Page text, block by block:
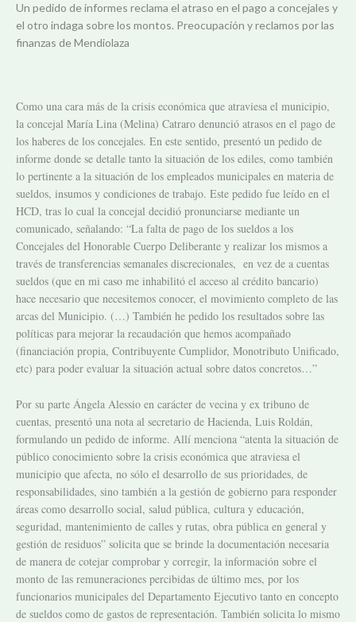
Un pedido de informes reclama el atraso en el pago a concejales y
el otro indaga sobre los montos. Preocupación y reclamos por las
finanzas de Mendiolaza
Como una cara más de la crisis económica que atraviesa el municipio,
la concejal María Lina (Melina) Catraro denunció atrasos en el pago de
los haberes de los concejales. En este sentido, presentó un pedido de
informe donde se detalle tanto la situación de los ediles, como también
lo pertinente a la situación de los empleados municipales en materia de
sueldos, insumos y condiciones de trabajo. Este pedido fue leído en el
HCD, tras lo cual la concejal decidió pronunciarse mediante un
comunicado, señalando: “La falta de pago de los sueldos a los
Concejales del Honorable Cuerpo Deliberante y realizar los mismos a
través de transferencias semanales discrecionales, en vez de a cuentas
sueldos (que en mi caso me inhabilitó el acceso al crédito bancario)
hace necesario que necesitemos conocer, el movimiento completo de las
arcas del Municipio. (…) También he pedido los resultados sobre las
políticas para mejorar la recaudación que hemos acompañado
(financiación propia, Contribuyente Cumplidor, Monotributo Unificado,
etc) para poder evaluar la situación actual sobre datos concretos…”
Por su parte Ángela Alessio en carácter de vecina y ex tribuno de
cuentas, presentó una nota al secretario de Hacienda, Luis Roldán,
formulando un pedido de informe. Allí menciona “atenta la situación de
público conocimiento sobre la crisis económica que atraviesa el
municipio que afecta, no sólo el desarrollo de sus prioridades, de
responsabilidades, sino también a la gestión de gobierno para responder
áreas como desarrollo social, salud pública, cultura y educación,
seguridad, mantenimiento de calles y rutas, obra pública en general y
gestión de residuos” solicita que se brinde la documentación necesaria
de manera de cotejar comprobar y corregir, la información sobre el
monto de las remuneraciones percibidas de último mes, por los
funcionarios municipales del Departamento Ejecutivo tanto en concepto
de sueldos como de gastos de representación. También solicita lo mismo